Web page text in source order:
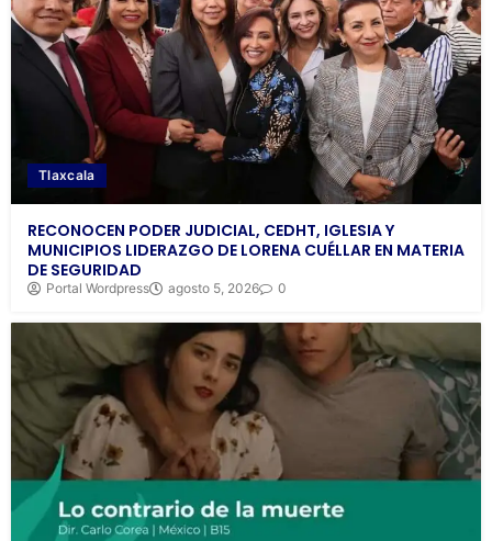
Tlaxcala
RECONOCEN PODER JUDICIAL, CEDHT, IGLESIA Y
MUNICIPIOS LIDERAZGO DE LORENA CUÉLLAR EN MATERIA
DE SEGURIDAD
Portal Wordpress agosto 5, 2026 0